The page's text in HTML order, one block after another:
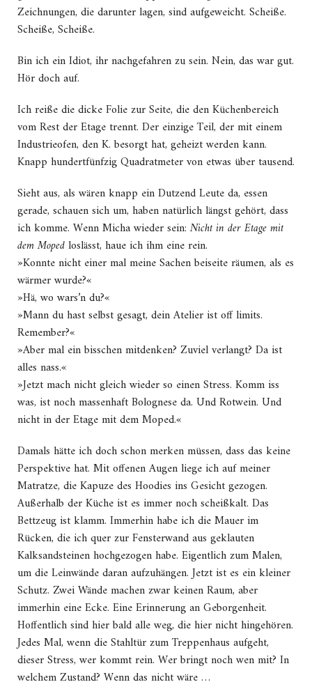
Zeichnungen, die darunter lagen, sind aufgeweicht. Scheiße.
Scheiße, Scheiße.
Bin ich ein Idiot, ihr nachgefahren zu sein. Nein, das war gut.
Hör doch auf.
Ich reiße die dicke Folie zur Seite, die den Küchenbereich
vom Rest der Etage trennt. Der einzige Teil, der mit einem
Industrieofen, den K. besorgt hat, geheizt werden kann.
Knapp hundertfünfzig Quadratmeter von etwas über tausend.
Sieht aus, als wären knapp ein Dutzend Leute da, essen
gerade, schauen sich um, haben natürlich längst gehört, dass
ich komme. Wenn Micha wieder sein: Nicht in der Etage mit
dem Mopedloslässt, haue ich ihm eine rein.
»Konnte nicht einer mal meine Sachen beiseite räumen, als es
wärmer wurde?«
»Hä, wo wars’n du?«
»Mann du hast selbst gesagt, dein Atelier ist off limits.
Remember?«
»Aber mal ein bisschen mitdenken? Zuviel verlangt? Da ist
alles nass.«
»Jetzt mach nicht gleich wieder so einen Stress. Komm iss
was, ist noch massenhaft Bolognese da. Und Rotwein. Und
nicht in der Etage mit dem Moped.«
Damals hätte ich doch schon merken müssen, dass das keine
Perspektive hat. Mit offenen Augen liege ich auf meiner
Matratze, die Kapuze des Hoodies ins Gesicht gezogen.
Außerhalb der Küche ist es immer noch scheißkalt. Das
Bettzeug ist klamm. Immerhin habe ich die Mauer im
Rücken, die ich quer zur Fensterwand aus geklauten
Kalksandsteinen hochgezogen habe. Eigentlich zum Malen,
um die Leinwände daran aufzuhängen. Jetzt ist es ein kleiner
Schutz. Zwei Wände machen zwar keinen Raum, aber
immerhin eine Ecke. Eine Erinnerung an Geborgenheit.
Hoffentlich sind hier bald alle weg, die hier nicht hingehören.
Jedes Mal, wenn die Stahltür zum Treppenhaus aufgeht,
dieser Stress, wer kommt rein. Wer bringt noch wen mit? In
welchem Zustand? Wenn das nicht wäre …